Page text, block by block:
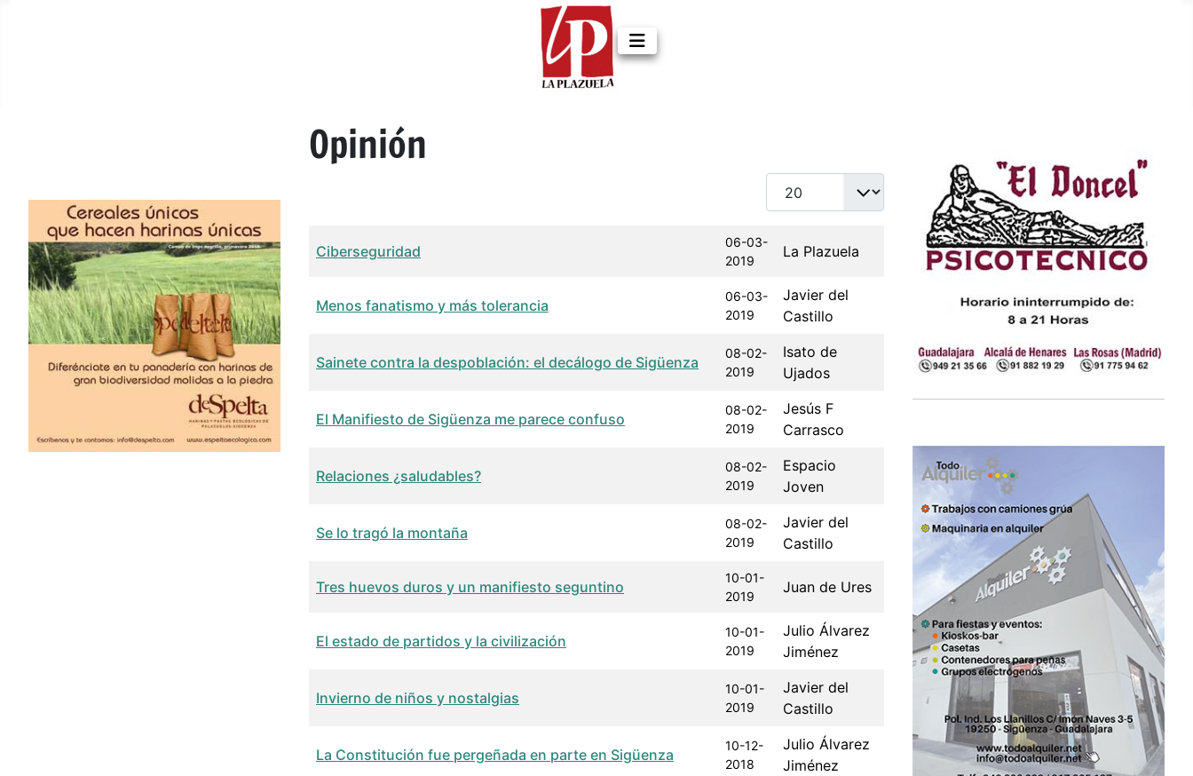
Opinión
Cantidad a mostrar
Título Fecha de publicación
Ciberseguridad
06-03-
2019
La Plazuela
Menos fanatismo y más tolerancia
06-03-
2019
Javier del
Castillo
Sainete contra la despoblación: el decálogo de Sigüenza
08-02-
2019
Isato de
Ujados
El Manifiesto de Sigüenza me parece confuso
08-02-
2019
Jesús F
Carrasco
Relaciones ¿saludables?
08-02-
2019
Espacio
Joven
Se lo tragó la montaña
08-02-
2019
Javier del
Castillo
Tres huevos duros y un manifiesto seguntino
10-01-
2019
Juan de Ures
El estado de partidos y la civilización
10-01-
2019
Julio Álvarez
Jiménez
Invierno de niños y nostalgias
10-01-
2019
Javier del
Castillo
La Constitución fue pergeñada en parte en Sigüenza
10-12-
2018
Julio Álvarez
Jiménez